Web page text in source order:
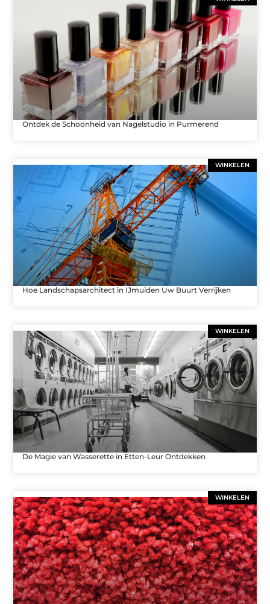
Ontdek de Schoonheid van Nagelstudio in Purmerend
WINKELEN
Hoe Landschapsarchitect in IJmuiden Uw Buurt Verrijken
WINKELEN
De Magie van Wasserette in Etten-Leur Ontdekken
WINKELEN